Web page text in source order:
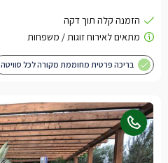
בריכה פרטית מחוממת מקורה לכל סוויטה